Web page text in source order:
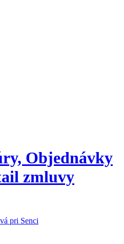
Objednávky
zmluvy